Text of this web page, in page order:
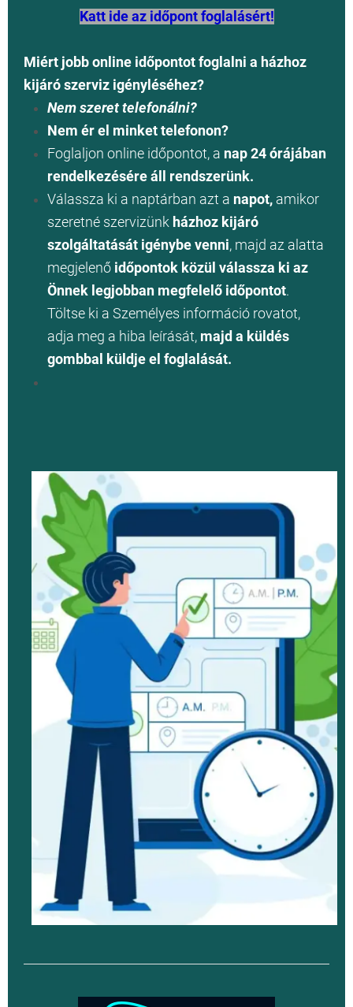
Katt ide az időpont foglalásért!
Miért jobb online időpontot foglalni a házhoz
kijáró szerviz igényléséhez?
Nem szeret telefonálni?
Nem ér el minket telefonon?
Foglaljon online időpontot, a nap 24 órájában
rendelkezésére áll rendszerünk.
Válassza ki a naptárban azt a napot, amikor
szeretné szervizünk házhoz kijáró
szolgáltatását igénybe venni, majd az alatta
megjelenő időpontok közül válassza ki az
Önnek legjobban megfelelő időpontot.
Töltse ki a Személyes információ rovatot,
adja meg a hiba leírását, majd a küldés
gombbal küldje el foglalását.